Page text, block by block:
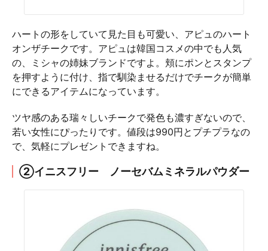
ハートの形をしていて見た目も可愛い、アピュのハート
オンザチークです。アピュは韓国コスメの中でも人気
の、ミシャの姉妹ブランドですよ。頬にポンとスタンプ
を押すように付け、指で馴染ませるだけでチークが簡単
にできるアイテムになっています。
ツヤ感のある瑞々しいチークで発色も濃すぎないので、
若い女性にぴったりです。値段は990円とプチプラなの
で、気軽にプレゼントできますね。
②イニスフリー ノーセバムミネラルパウダー